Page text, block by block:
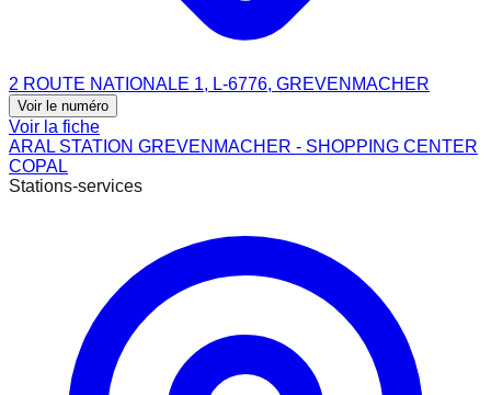
2 ROUTE NATIONALE 1, L-6776, GREVENMACHER
Voir le numéro
Voir la fiche
ARAL STATION GREVENMACHER - SHOPPING CENTER
COPAL
Stations-services